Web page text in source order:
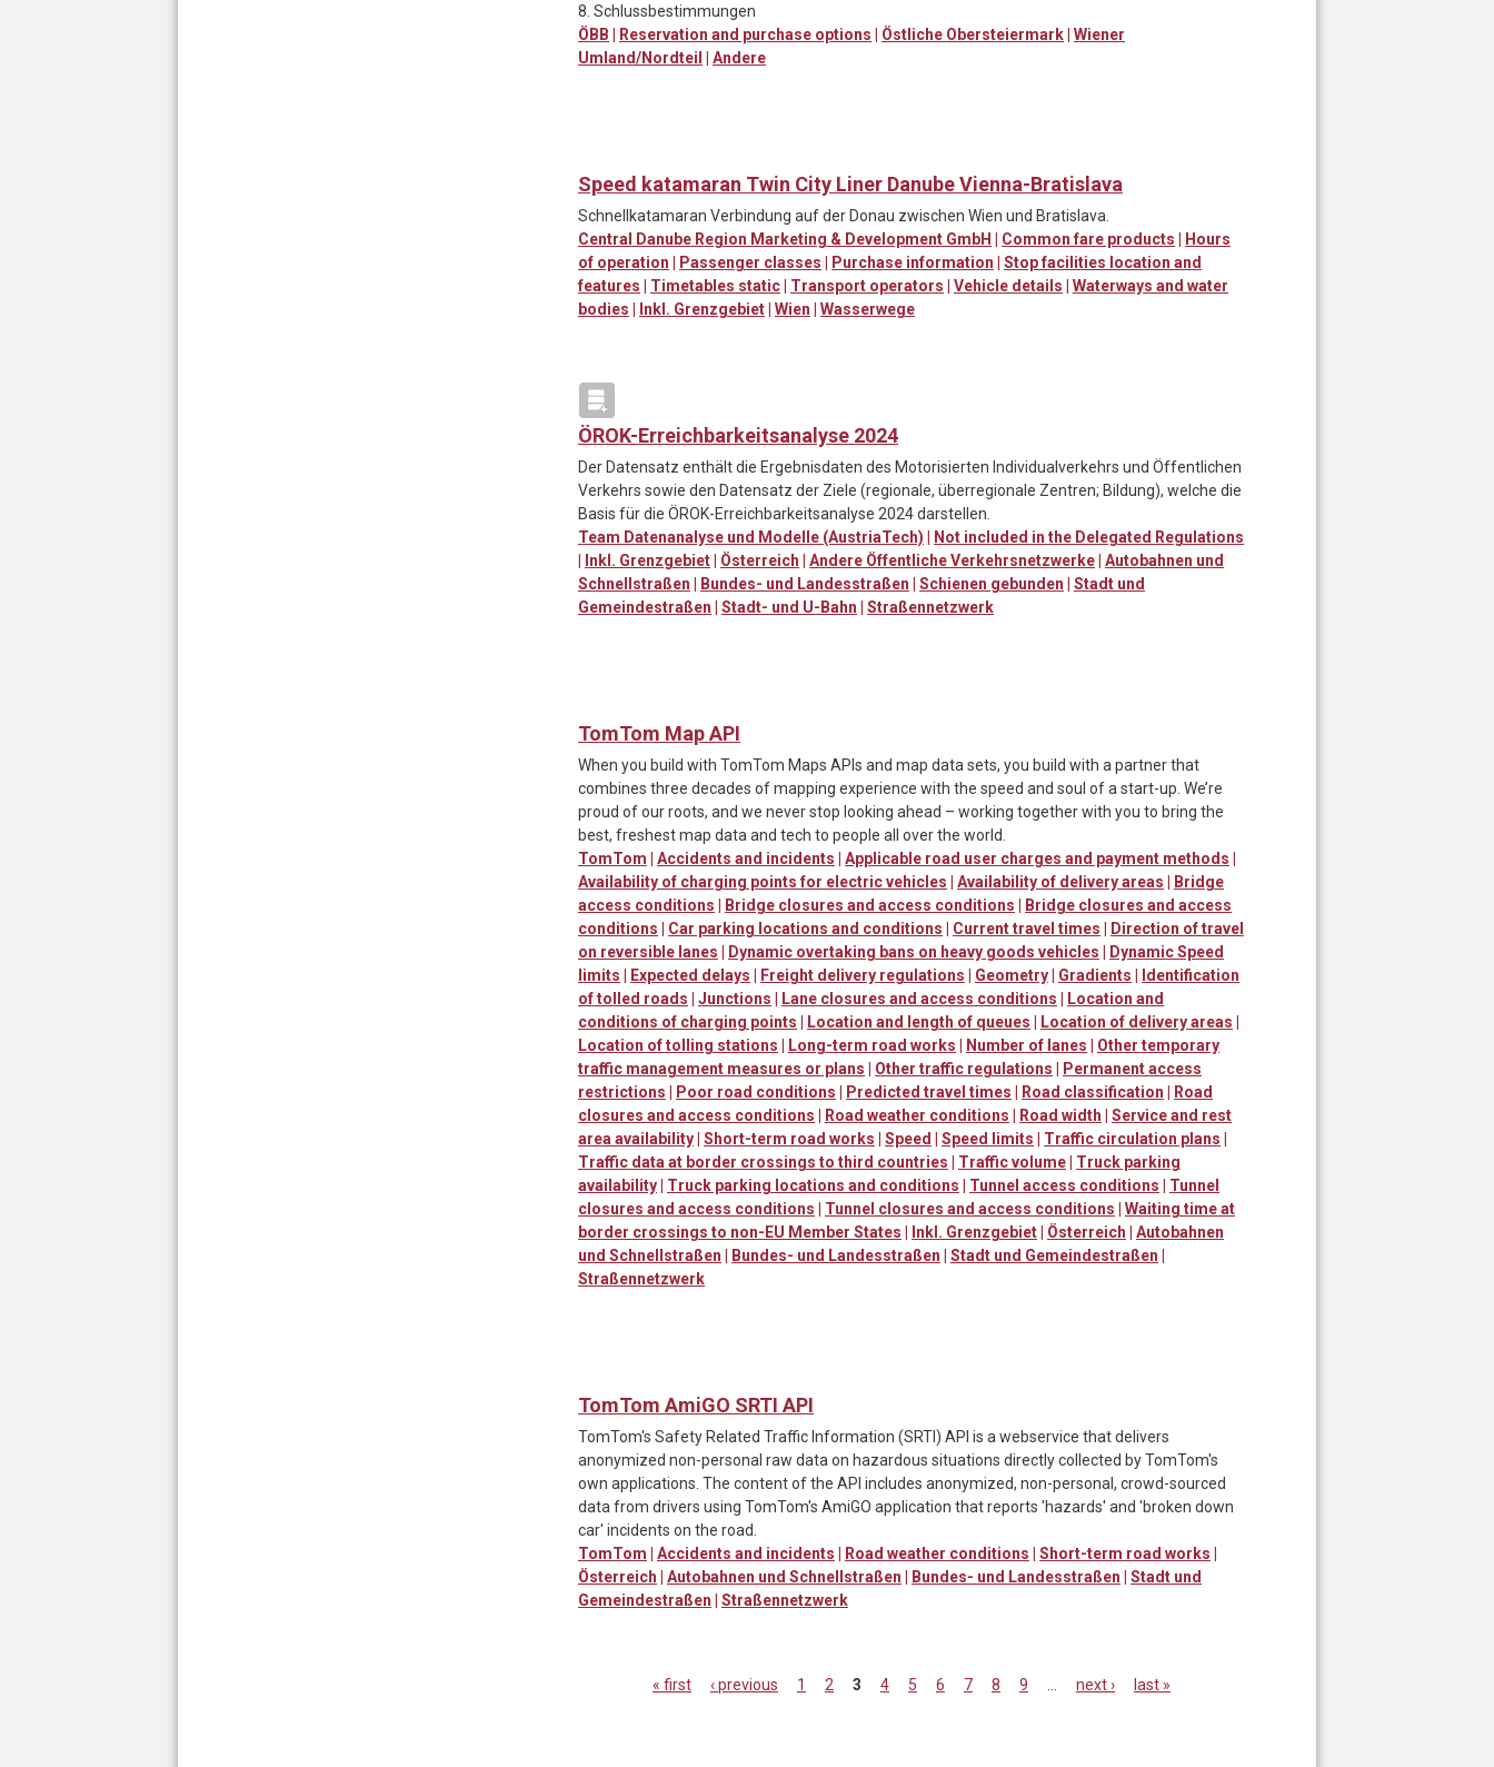
8. Schlussbestimmungen
ÖBB | Reservation and purchase options | Östliche Obersteiermark| Wiener
Umland/Nordteil | Andere
Speed katamaran Twin City Liner Danube Vienna-Bratislava
Schnellkatamaran Verbindung auf der Donau zwischen Wien und Bratislava.
Central Danube Region Marketing & Development GmbH | Common fare products | Hours
of operation | Passenger classes | Purchase information | Stop facilities location and
features | Timetables static| Transport operators | Vehicle details | Waterways and water
bodies | Inkl. Grenzgebiet| Wien | Wasserwege
ÖROK-Erreichbarkeitsanalyse 2024
Der Datensatz enthält die Ergebnisdaten des Motorisierten Individualverkehrs und Öffentlichen
Verkehrs sowie den Datensatz der Ziele (regionale, überregionale Zentren; Bildung), welche die
Basis für die ÖROK-Erreichbarkeitsanalyse 2024 darstellen.
Team Datenanalyse und Modelle (AustriaTech) | Not included in the Delegated Regulations
| Inkl. Grenzgebiet| Österreich | Andere Öffentliche Verkehrsnetzwerke| Autobahnen und
Schnellstraßen | Bundes- und Landesstraßen | Schienen gebunden | Stadt und
Gemeindestraßen | Stadt- und U-Bahn | Straßennetzwerk
TomTom Map API
When you build with TomTom Maps APIs and map data sets, you build with a partner that
combines three decades of mapping experience with the speed and soul of a start-up. We’re
proud of our roots, and we never stop looking ahead – working together with you to bring the
best, freshest map data and tech to people all over the world.
TomTom | Accidents and incidents | Applicable road user charges and payment methods |
Availability of charging points for electric vehicles | Availability of delivery areas | Bridge
access conditions | Bridge closures and access conditions | Bridge closures and access
conditions | Car parking locations and conditions | Current travel times | Direction of travel
on reversible lanes | Dynamic overtaking bans on heavy goods vehicles | Dynamic Speed
limits | Expected delays | Freight delivery regulations | Geometry| Gradients | Identification
of tolled roads | Junctions | Lane closures and access conditions | Location and
conditions of charging points | Location and length of queues | Location of delivery areas |
Location of tolling stations | Long-term road works | Number of lanes | Other temporary
traffic management measures or plans | Other traffic regulations | Permanent access
restrictions | Poor road conditions | Predicted travel times | Road classification | Road
closures and access conditions | Road weather conditions | Road width | Service and rest
area availability| Short-term road works | Speed | Speed limits | Traffic circulation plans |
Traffic data at border crossings to third countries | Traffic volume| Truck parking
availability| Truck parking locations and conditions | Tunnel access conditions | Tunnel
closures and access conditions | Tunnel closures and access conditions | Waiting time at
border crossings to non-EU Member States | Inkl. Grenzgebiet| Österreich | Autobahnen
und Schnellstraßen | Bundes- und Landesstraßen | Stadt und Gemeindestraßen |
Straßennetzwerk
TomTom AmiGO SRTI API
TomTom's Safety Related Traffic Information (SRTI) API is a webservice that delivers
anonymized non-personal raw data on hazardous situations directly collected by TomTom's
own applications. The content of the API includes anonymized, non-personal, crowd-sourced
data from drivers using TomTom's AmiGO application that reports 'hazards' and 'broken down
car' incidents on the road.
TomTom | Accidents and incidents | Road weather conditions | Short-term road works |
Österreich | Autobahnen und Schnellstraßen | Bundes- und Landesstraßen | Stadt und
Gemeindestraßen | Straßennetzwerk
« first ‹ previous 1 2 3 4 5 6 7 8 9 next › last »